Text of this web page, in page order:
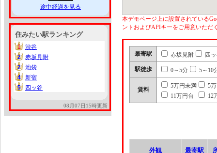
途中経過を見る
住みたい駅ランキング
1
1
渋谷
2
2
赤坂見附
2
2
池袋
4
4
新宿
5
5 四ッ谷
08月07日15時更新
本デモページ上に設置されている
ントおよびAPIキーをご用意いただ
最寄駅 赤坂見附 四
駅徒歩 0～5分 5～10
賃料
5万円未満
5
11万円台
12
外観 最寄駅